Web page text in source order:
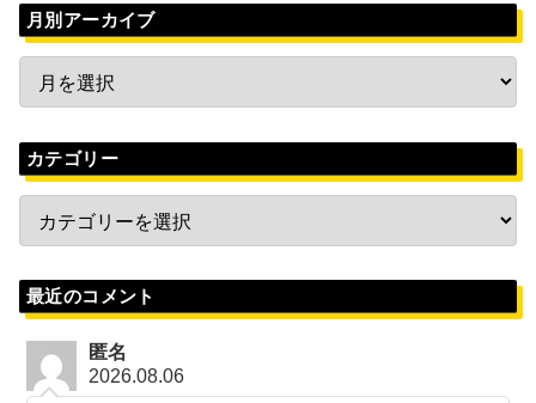
月別アーカイブ
カテゴリー
最近のコメント
匿名
2026.08.06